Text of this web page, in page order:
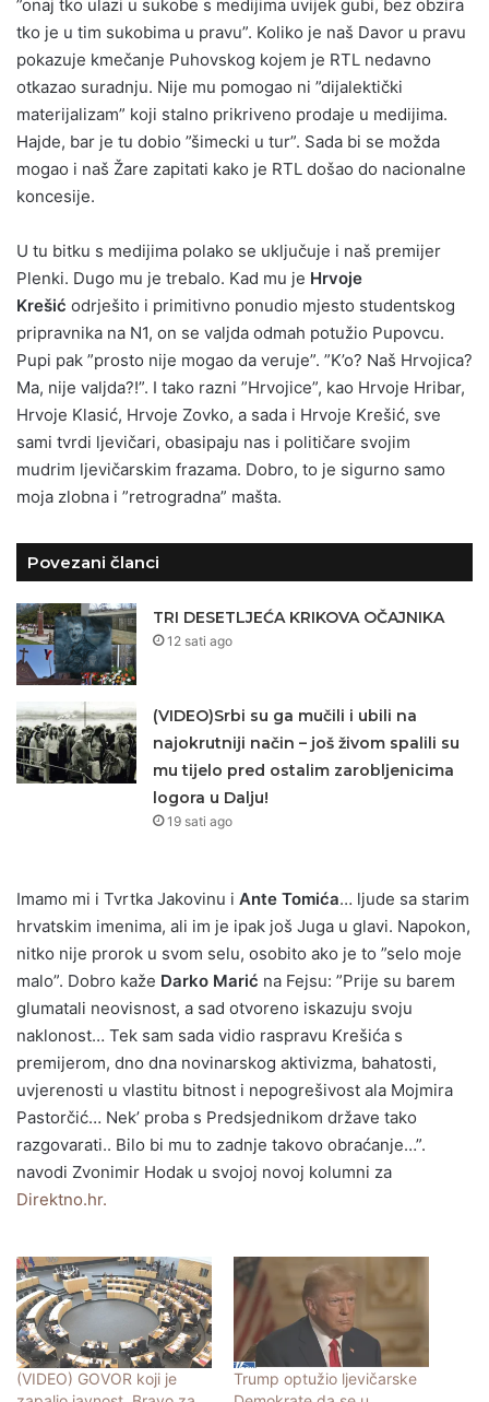
”onaj tko ulazi u sukobe s medijima uvijek gubi, bez obzira
tko je u tim sukobima u pravu”. Koliko je naš Davor u pravu
pokazuje kmečanje Puhovskog kojem je RTL nedavno
otkazao suradnju. Nije mu pomogao ni ”dijalektički
materijalizam” koji stalno prikriveno prodaje u medijima.
Hajde, bar je tu dobio ”šimecki u tur”. Sada bi se možda
mogao i naš Žare zapitati kako je RTL došao do nacionalne
koncesije.
U tu bitku s medijima polako se uključuje i naš premijer
Plenki. Dugo mu je trebalo. Kad mu je Hrvoje
Krešić odrješito i primitivno ponudio mjesto studentskog
pripravnika na N1, on se valjda odmah potužio Pupovcu.
Pupi pak ”prosto nije mogao da veruje”. ”K’o? Naš Hrvojica?
Ma, nije valjda?!”. I tako razni ”Hrvojice”, kao Hrvoje Hribar,
Hrvoje Klasić, Hrvoje Zovko, a sada i Hrvoje Krešić, sve
sami tvrdi ljevičari, obasipaju nas i političare svojim
mudrim ljevičarskim frazama. Dobro, to je sigurno samo
moja zlobna i ”retrogradna” mašta.
Povezani članci
TRI DESETLJEĆA KRIKOVA OČAJNIKA
12 sati ago
(VIDEO)Srbi su ga mučili i ubili na
najokrutniji način – još živom spalili su
mu tijelo pred ostalim zarobljenicima
logora u Dalju!
19 sati ago
Imamo mi i Tvrtka Jakovinu i Ante Tomića… ljude sa starim
hrvatskim imenima, ali im je ipak još Juga u glavi. Napokon,
nitko nije prorok u svom selu, osobito ako je to ”selo moje
malo”. Dobro kaže Darko Marić na Fejsu: ”Prije su barem
glumatali neovisnost, a sad otvoreno iskazuju svoju
naklonost… Tek sam sada vidio raspravu Krešića s
premijerom, dno dna novinarskog aktivizma, bahatosti,
uvjerenosti u vlastitu bitnost i nepogrešivost ala Mojmira
Pastorčić… Nek’ proba s Predsjednikom države tako
razgovarati.. Bilo bi mu to zadnje takovo obraćanje…”.
navodi Zvonimir Hodak u svojoj novoj kolumni za
Direktno.hr.
(VIDEO) GOVOR koji je
Trump optužio ljevičarske